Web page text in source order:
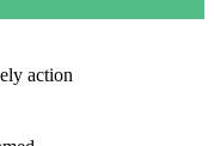
action